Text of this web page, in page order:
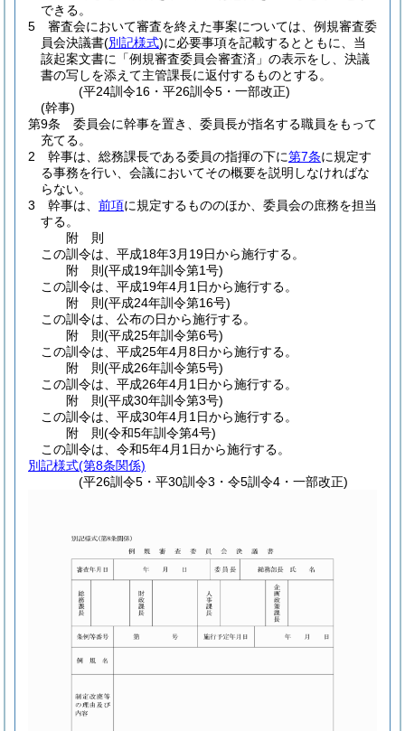
できる。
5
審査会において審査を終えた事案については、例規審査委
員会決議書(別記様式)に必要事項を記載するとともに、当
該起案文書に「例規審査委員会審査済」の表示をし、決議
書の写しを添えて主管課長に返付するものとする。
(平24訓令16・平26訓令5・一部改正)
(幹事)
第9条
委員会に幹事を置き、委員長が指名する職員をもって
充てる。
2
幹事は、総務課長である委員の指揮の下に第7条に規定す
る事務を行い、会議においてその概要を説明しなければな
らない。
3
幹事は、 前項に規定するもののほか、委員会の庶務を担当
する。
附 則
この訓令は、平成18年3月19日から施行する。
附 則(平成19年訓令第1号)
この訓令は、平成19年4月1日から施行する。
附 則(平成24年訓令第16号)
この訓令は、公布の日から施行する。
附 則(平成25年訓令第6号)
この訓令は、平成25年4月8日から施行する。
附 則(平成26年訓令第5号)
この訓令は、平成26年4月1日から施行する。
附 則(平成30年訓令第3号)
この訓令は、平成30年4月1日から施行する。
附 則(令和5年訓令第4号)
この訓令は、令和5年4月1日から施行する。
別記様式(第8条関係)
(平26訓令5・平30訓令3・令5訓令4・一部改正)